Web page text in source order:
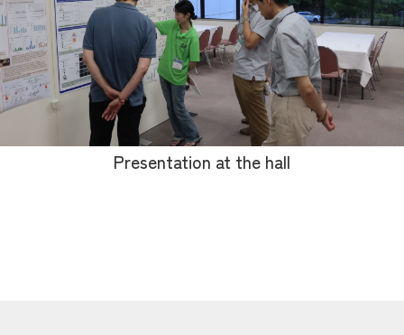
Presentation at the hall